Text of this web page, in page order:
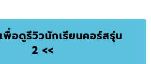
พื่อดูรีวิวนักเรียนคอร์สรุ่น
2 <<